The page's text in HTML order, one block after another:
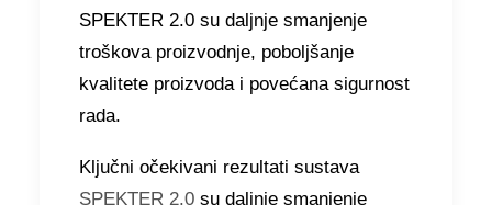
SPEKTER 2.0 su daljnje smanjenje
troškova proizvodnje, poboljšanje
kvalitete proizvoda i povećana sigurnost
rada.
Ključni očekivani rezultati sustava
SPEKTER 2.0 su daljnje smanjenje